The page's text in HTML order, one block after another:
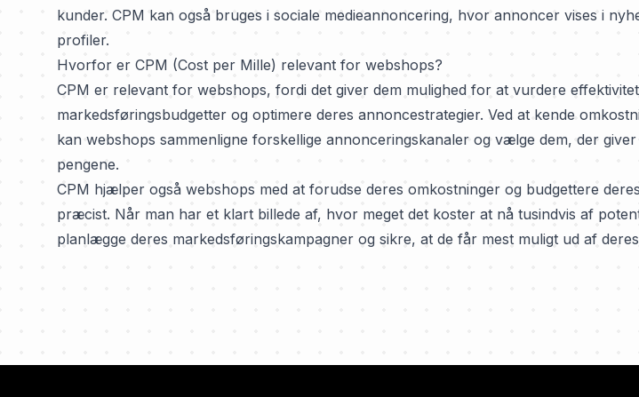
kunder. CPM kan også bruges i sociale medieannoncering, hvor annoncer vises i
profiler.
Hvorfor er CPM (Cost per Mille) relevant for webshops?
CPM er relevant for webshops, fordi det giver dem mulighed for at vurdere
markedsføringsbudgetter og optimere deres annoncestrategier. Ved at kende
kan webshops sammenligne forskellige annonceringskanaler og vælge dem, der
pengene.
CPM hjælper også webshops med at forudse deres omkostninger og budgettere
præcist. Når man har et klart billede af, hvor meget det koster at nå tusindvis af
planlægge deres markedsføringskampagner og sikre, at de får mest muligt ud af